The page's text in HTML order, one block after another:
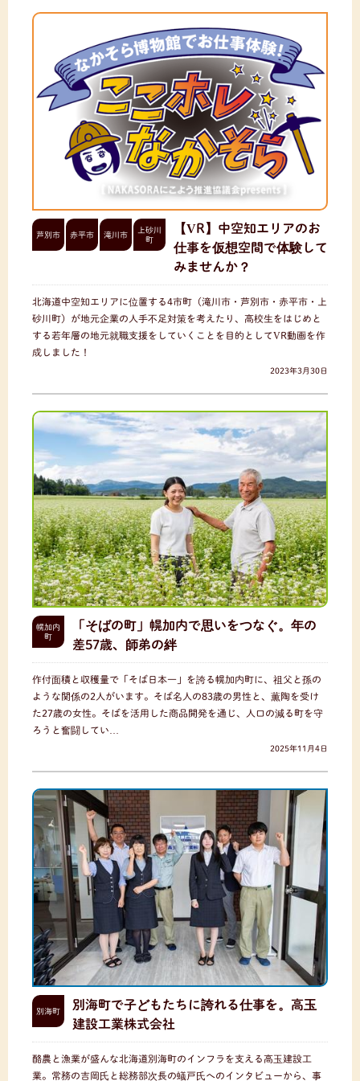
芦別市 赤平市 滝川市
上砂川
町
【VR】中空知エリアのお
仕事を仮想空間で体験して
みませんか？
北海道中空知エリアに位置する4市町（滝川市・芦別市・赤平市・上
砂川町）が地元企業の人手不足対策を考えたり、高校生をはじめと
する若年層の地元就職支援をしていくことを目的としてVR動画を作
成しました！
2023年3月30日
幌加内
町
「そばの町」幌加内で思いをつなぐ。年の
差57歳、師弟の絆
作付面積と収穫量で「そば日本一」を誇る幌加内町に、祖父と孫の
ような関係の2人がいます。そば名人の83歳の男性と、薫陶を受け
た27歳の女性。そばを活用した商品開発を通じ、人口の減る町を守
ろうと奮闘してい…
2025年11月4日
別海町
別海町で子どもたちに誇れる仕事を。高玉
建設工業株式会社
酪農と漁業が盛んな北海道別海町のインフラを支える高玉建設工
業。常務の吉岡氏と総務部次長の蟻戸氏へのインタビューから、事